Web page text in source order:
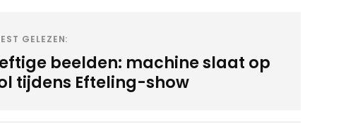
GELEZEN:
beelden: machine slaat op
tijdens Efteling-show